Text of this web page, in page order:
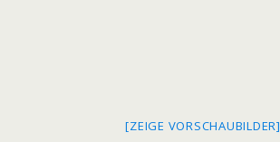
[ZEIGE VORSCHAUBILDER]